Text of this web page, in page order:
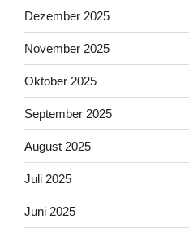
Dezember 2025
November 2025
Oktober 2025
September 2025
August 2025
Juli 2025
Juni 2025